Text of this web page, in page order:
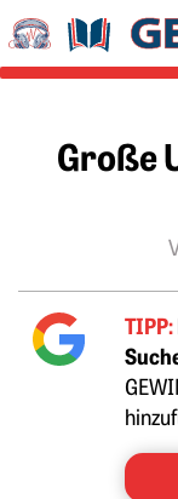
Springe zu:
Große
TIPP: